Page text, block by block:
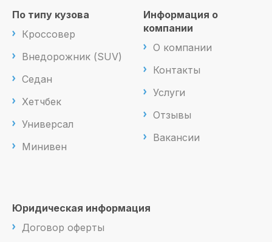
По типу кузова
Кроссовер
Внедорожник (SUV)
Седан
Хетчбек
Универсал
Минивен
Информация о
компании
О компании
Контакты
Услуги
Отзывы
Вакансии
Юридическая информация
Договор оферты